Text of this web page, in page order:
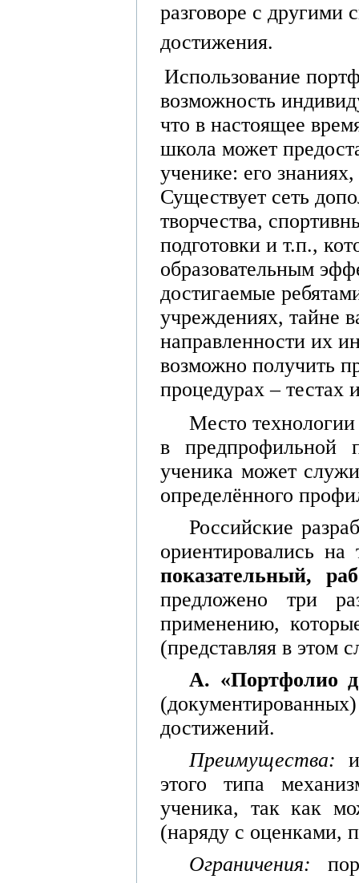
разговоре с
достижения.
Использование
возможность
что в настоящее
школа может
ученике: его
Существует сеть
творчества,
подготовки и т.п.,
образовательным
достигаемые
учреждениях, тайне
направленности их
возможно получить
процедурах – тестах
Место
в предпрофильной
ученика может
определённого
Российские
ориентировались
показательный,
предложено три
применению,
(представляя в этом
А. «Портфолио
достижений.
Преимущества:
этого типа
ученика, так как
(наряду с оценками,
Ограничения: